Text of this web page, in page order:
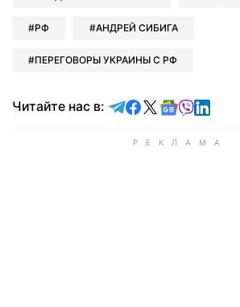
РФ АНДРЕЙ СИБИГА
ПЕРЕГОВОРЫ УКРАИНЫ С РФ
Читайте нас в: Читайте в Telegram
Читайте в
Читайте в X
Читайте